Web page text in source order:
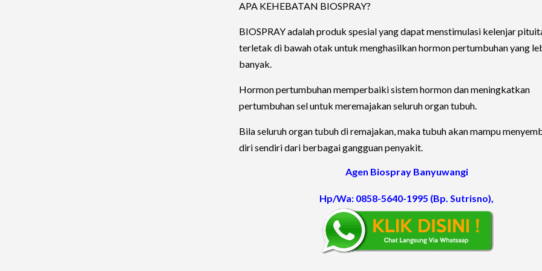
APA KEHEBATAN BIOSPRAY?
BIOSPRAY adalah produk spesial yang dapat menstimulasi kelenjar
terletak di bawah otak untuk menghasilkan hormon pertumbuhan yang
banyak.
Hormon pertumbuhan memperbaiki sistem hormon dan meningkatkan
pertumbuhan sel untuk meremajakan seluruh organ tubuh.
Bila seluruh organ tubuh di remajakan, maka tubuh akan mampu
diri sendiri dari berbagai gangguan penyakit.
Agen Biospray Banyuwangi
Hp/Wa: 0858-5640-1995 (Bp. Sutrisno)